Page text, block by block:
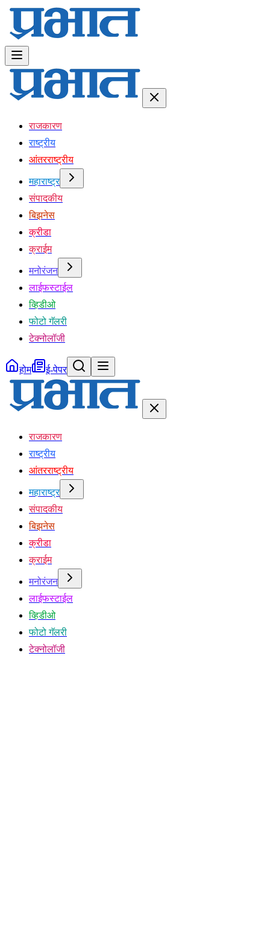
राजकारण
राष्ट्रीय
आंतरराष्ट्रीय
महाराष्ट्र
संपादकीय
बिझनेस
क्रीडा
क्राईम
मनोरंजन
लाईफस्टाईल
व्हिडीओ
फोटो गॅलरी
टेक्नोलॉजी
होम ई-पेपर
राजकारण
राष्ट्रीय
आंतरराष्ट्रीय
महाराष्ट्र
संपादकीय
बिझनेस
क्रीडा
क्राईम
मनोरंजन
लाईफस्टाईल
व्हिडीओ
फोटो गॅलरी
टेक्नोलॉजी